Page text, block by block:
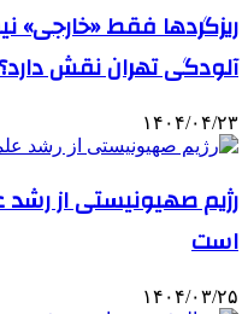
آلودگی تهران نقش
۱۴۰۴/۰۴/۲۳
رژیم صهیونیستی از رشد
است
۱۴۰۴/۰۳/۲۵